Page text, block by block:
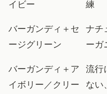
イビー 練
バーガンディ＋セ
ージグリーン
ナチ
ーガ
バーガンディ＋ア
イボリー／クリー
流行
ない